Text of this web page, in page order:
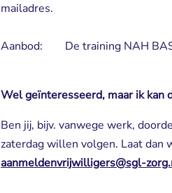
mailadres.
Aanbod: De training NAH
Wel geïnteresseerd, maar ik kan
Ben jij, bijv. vanwege werk,
zaterdag willen volgen. Laat dan
aanmeldenvrijwilligers@sgl-